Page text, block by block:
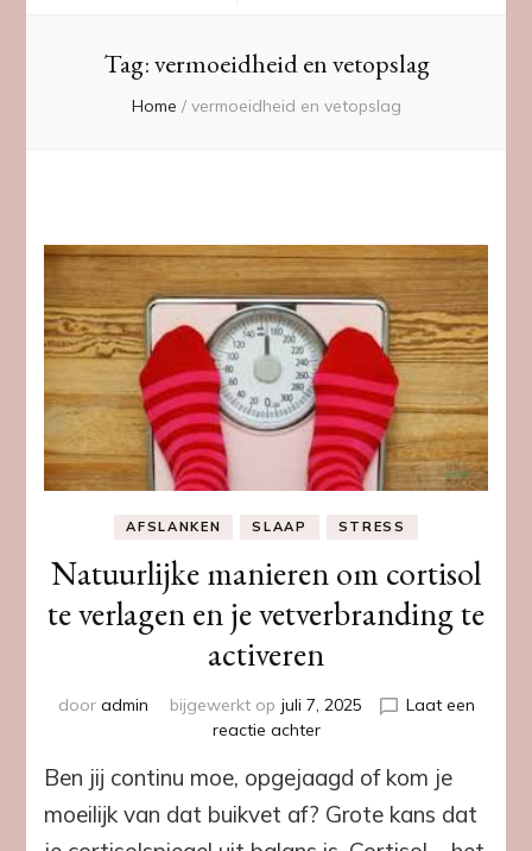
Tag:vermoeidheid en vetopslag
Home / vermoeidheid en vetopslag
AFSLANKEN SLAAP STRESS
Natuurlijke manieren om cortisol
te verlagen en je vetverbranding te
activeren
door admin bijgewerkt op juli 7, 2025
Laat een
reactie achterop
manieren
om
cortisol
Ben jij continu moe, opgejaagd of kom je
moeilijk van dat buikvet af? Grote kans dat